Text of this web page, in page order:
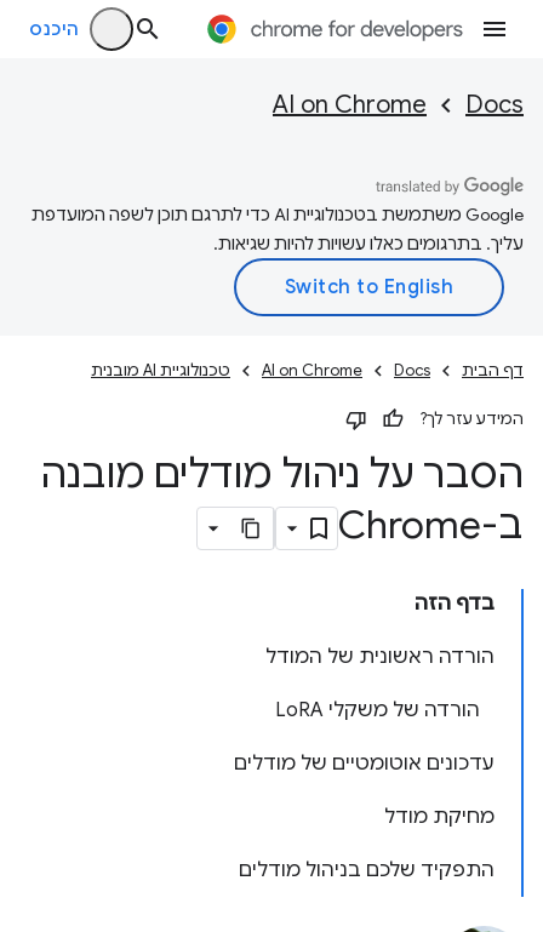
היכנס
Docs
AI on Chrome
‫Google משתמשת בטכנולוגיית AI כדי לתרגם תוכן לשפה המועדפת
עליך. בתרגומים כאלו עשויות להיות שגיאות.
דף הבית Docs
AI on Chrome טכנולוגיית AI מובנית
המידע עזר לך?
הסבר על ניהול מודלים מובנה
ב-Chrome
בדף הזה
הורדה ראשונית של המודל
הורדה של משקלי LoRA
עדכונים אוטומטיים של מודלים
מחיקת מודל
התפקיד שלכם בניהול מודלים